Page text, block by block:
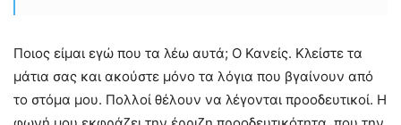
Ποιος είμαι εγώ που τα λέω αυτά; Ο Κανείς. Κλείστε τα
μάτια σας και ακούστε μόνο τα λόγια που βγαίνουν από
το στόμα μου. Πολλοί θέλουν να λέγονται προοδευτικοί. Η